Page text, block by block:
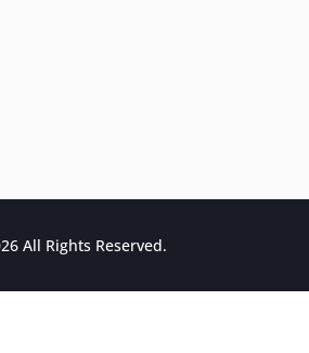
All Rights Reserved.